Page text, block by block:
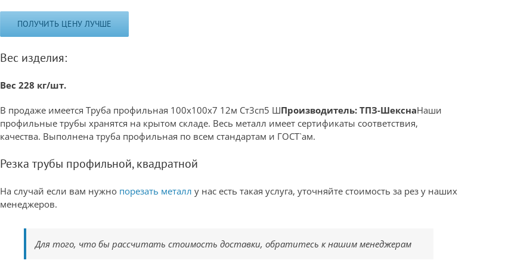
ПОЛУЧИТЬ ЦЕНУ ЛУЧШЕ
Вес изделия:
Вес 228 кг/шт.
В продаже имеется Труба профильная 100х100х7 12м Ст3сп5 ШПроизводитель: ТПЗ-ШекснаНаши
профильные трубы хранятся на крытом складе. Весь металл имеет сертификаты соответствия,
качества. Выполнена труба профильная по всем стандартам и ГОСТ`ам.
Резка трубы профильной, квадратной
На случай если вам нужно порезать металл у нас есть такая услуга, уточняйте стоимость за рез у наших
менеджеров.
Для того, что бы рассчитать стоимость доставки, обратитесь к нашим менеджерам